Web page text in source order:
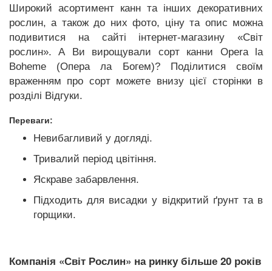
Широкий асортимент канн та інших декоративних
рослин, а також до них фото, ціну та опис можна
подивитися на сайті інтернет-магазину «Світ
рослин». А Ви вирощували сорт канни Opera la
Boheme (Опера ла Богем)? Поділитися своїм
враженням про сорт можете внизу цієї сторінки в
розділі Відгуки.
Переваги:
Невибагливий у догляді.
Тривалий період цвітіння.
Яскраве забарвлення.
Підходить для висадки у відкритий ґрунт та в
горщики.
Компанія «Світ Рослин» на ринку більше 20 років